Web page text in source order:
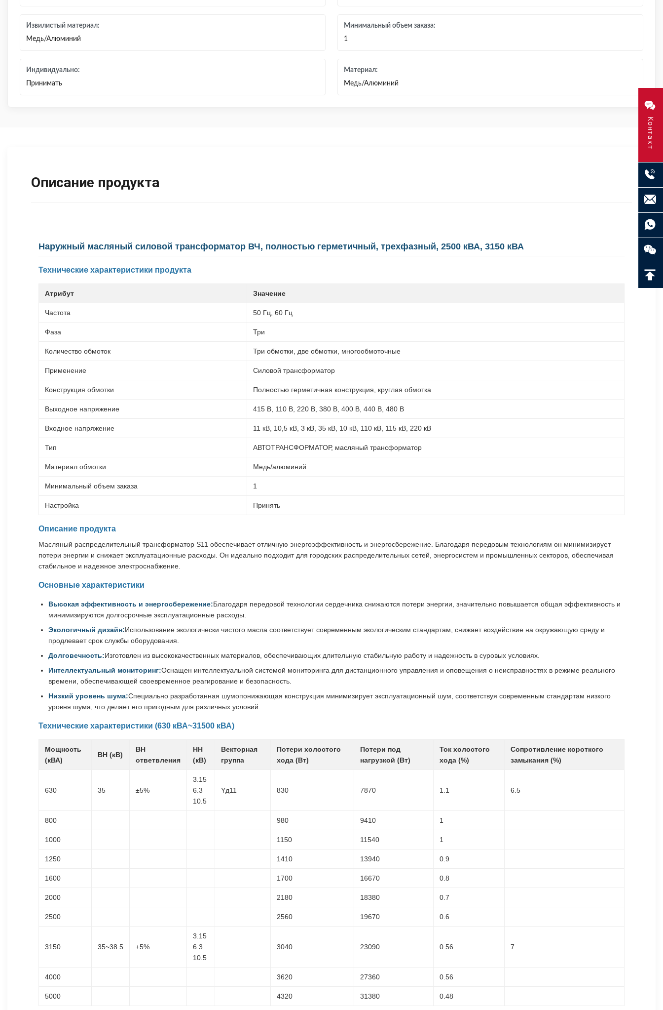
Контакт
Извилистый материал:
Медь/Алюминий
Минимальный объем заказа:
1
Индивидуально:
Принимать
Материал:
Медь/Алюминий
Описание продукта
Наружный масляный силовой трансформатор ВЧ, полностью герметичный, трехфазный, 2500 кВА, 3150 кВА
Технические характеристики продукта
Атрибут Значение
Частота 50 Гц, 60 Гц
Фаза Три
Количество обмоток Три обмотки, две обмотки, многообмоточные
Применение Силовой трансформатор
Конструкция обмотки Полностью герметичная конструкция, круглая обмотка
Выходное напряжение 415 В, 110 В, 220 В, 380 В, 400 В, 440 В, 480 В
Входное напряжение 11 кВ, 10,5 кВ, 3 кВ, 35 кВ, 10 кВ, 110 кВ, 115 кВ, 220 кВ
Тип АВТОТРАНСФОРМАТОР, масляный трансформатор
Материал обмотки Медь/алюминий
Минимальный объем заказа 1
Настройка Принять
Описание продукта
Масляный распределительный трансформатор S11 обеспечивает отличную энергоэффективность и энергосбережение. Благодаря передовым технологиям он минимизирует
потери энергии и снижает эксплуатационные расходы. Он идеально подходит для городских распределительных сетей, энергосистем и промышленных секторов, обеспечивая
стабильное и надежное электроснабжение.
Основные характеристики
Высокая эффективность и энергосбережение:Благодаря передовой технологии сердечника снижаются потери энергии, значительно повышается общая эффективность и
минимизируются долгосрочные эксплуатационные расходы.
Экологичный дизайн:Использование экологически чистого масла соответствует современным экологическим стандартам, снижает воздействие на окружающую среду и
продлевает срок службы оборудования.
Долговечность:Изготовлен из высококачественных материалов, обеспечивающих длительную стабильную работу и надежность в суровых условиях.
Интеллектуальный мониторинг:Оснащен интеллектуальной системой мониторинга для дистанционного управления и оповещения о неисправностях в режиме реального
времени, обеспечивающей своевременное реагирование и безопасность.
Низкий уровень шума:Специально разработанная шумопонижающая конструкция минимизирует эксплуатационный шум, соответствуя современным стандартам низкого
уровня шума, что делает его пригодным для различных условий.
Технические характеристики (630 кВА~31500 кВА)
Мощность
(кВА)
ВН (кВ)
ВН
ответвления
НН
(кВ)
Векторная
группа
Потери холостого
хода (Вт)
Потери под
нагрузкой (Вт)
Ток холостого
хода (%)
Сопротивление короткого
замыкания (%)
630 35 ±5%
3.15
6.3
10.5
Yд11 830 7870 1.1 6.5
800 980 9410 1
1000 1150 11540 1
1250 1410 13940 0.9
1600 1700 16670 0.8
2000 2180 18380 0.7
2500 2560 19670 0.6
3150 35~38.5 ±5%
3.15
6.3
10.5
3040 23090 0.56 7
4000 3620 27360 0.56
5000 4320 31380 0.48